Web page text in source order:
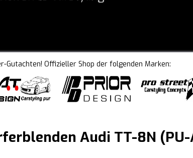
Offizieller Shop der folgenden Marken:
Audi TT-8N (PU-